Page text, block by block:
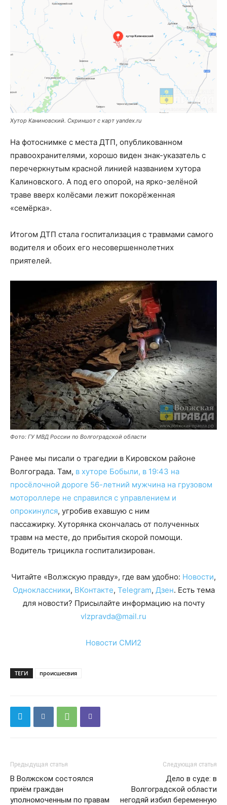
Хутор Каниновский. Скриншот с карт yandex.ru
На фотоснимке с места ДТП, опубликованном
правоохранителями, хорошо виден знак-указатель с
перечеркнутым красной линией названием хутора
Калиновского. А под его опорой, на ярко-зелёной
траве вверх колёсами лежит покорёженная
«семёрка».
Итогом ДТП стала госпитализация с травмами самого
водителя и обоих его несовершеннолетних
приятелей.
Фото: ГУ МВД России по Волгоградской области
Ранее мы писали о трагедии в Кировском районе
Волгограда. Там, в хуторе Бобыли, в 19:43 на
просёлочной дороге 56-летний мужчина на грузовом
мотороллере не справился с управлением и
опрокинулся, угробив ехавшую с ним
пассажирку. Хуторянка скончалась от полученных
травм на месте, до прибытия скорой помощи.
Водитель трицикла госпитализирован.
Читайте «Волжскую правду», где вам удобно: Новости,
Одноклассники, ВКонтакте, Telegram, Дзен. Есть тема
для новости? Присылайте информацию на почту
vlzpravda@mail.ru
Новости СМИ2
ТЕГИ происшесвия
Предыдущая статья
В Волжском состоялся
приём граждан
уполномоченным по правам
Следующая статья
Дело в суде: в
Волгоградской области
негодяй избил беременную